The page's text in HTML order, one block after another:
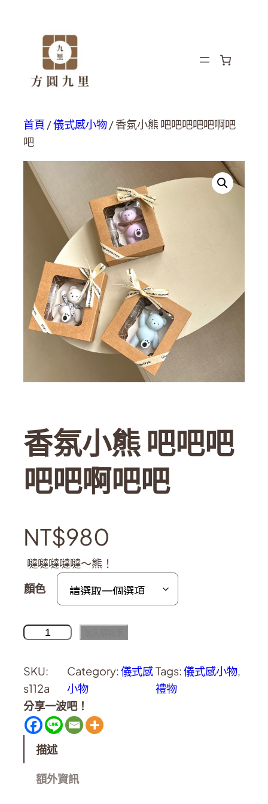
首頁 /儀式感小物/ 香氛小熊 吧吧吧吧吧啊吧
吧
香氛小熊 吧吧吧
吧吧啊吧吧
NT$980
噠噠噠噠噠～熊！
顏色
SKU:
s112a
Category:儀式感
小物
Tags:儀式感小物
禮物
分享一波吧！
描述
額外資訊